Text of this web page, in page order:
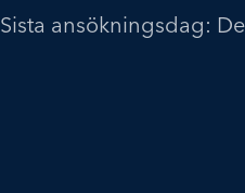
Sista ansökningsdag: